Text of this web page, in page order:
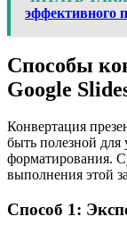
эффективного
Способы
Google
Конвертация
быть полезной для
форматирования.
выполнения этой
Способ 1: